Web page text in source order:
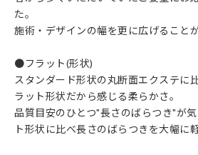
た。
施術・デザインの幅を更に広げることが
●フラット(形状)
スタンダード形状の丸断面エクステに
ラット形状だから感じる柔らかさ。
品質目安のひとつ"長さのばらつき"が
ト形状に比べ長さのばらつきを大幅に軽